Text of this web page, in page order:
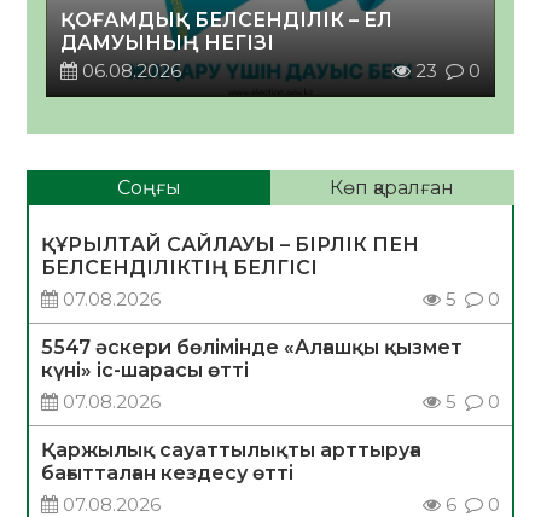
ҚОҒАМДЫҚ БЕЛСЕНДІЛІК – ЕЛ
ДАМУЫНЫҢ НЕГІЗІ
06.08.2026
23 0
Соңғы Көп қаралған
ҚҰРЫЛТАЙ САЙЛАУЫ – БІРЛІК ПЕН
БЕЛСЕНДІЛІКТІҢ БЕЛГІСІ
07.08.2026
5 0
5547 әскери бөлімінде «Алғашқы қызмет
күні» іс-шарасы өтті
07.08.2026
5 0
Қаржылық сауаттылықты арттыруға
бағытталған кездесу өтті
07.08.2026
6 0